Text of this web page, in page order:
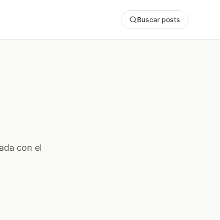
Buscar posts
con el